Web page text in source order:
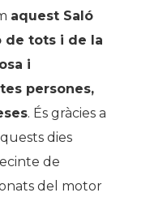
aquest Saló
de tots i de la
i
persones,
. És gràcies a
dies
de
del motor